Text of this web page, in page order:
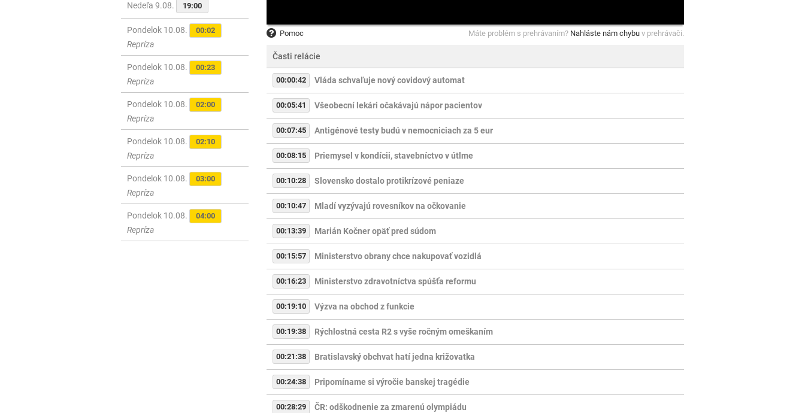
Pomoc Máte problém s prehrávaním? Nahláste nám chybu v prehrávači.
Časti relácie
00:00:42 Vláda schvaľuje nový covidový automat
00:05:41 Všeobecní lekári očakávajú nápor pacientov
00:07:45 Antigénové testy budú v nemocniciach za 5 eur
00:08:15 Priemysel v kondícii, stavebníctvo v útlme
00:10:28 Slovensko dostalo protikrízové peniaze
00:10:47 Mladí vyzývajú rovesníkov na očkovanie
00:13:39 Marián Kočner opäť pred súdom
00:15:57 Ministerstvo obrany chce nakupovať vozidlá
00:16:23 Ministerstvo zdravotníctva spúšťa reformu
00:19:10 Výzva na obchod z funkcie
00:19:38 Rýchlostná cesta R2 s vyše ročným omeškaním
00:21:38 Bratislavský obchvat hatí jedna križovatka
00:24:38 Pripomíname si výročie banskej tragédie
00:28:29 ČR: odškodnenie za zmarenú olympiádu
Nedeľa 9.08. 19:00
Pondelok 10.08. 00:02
Repríza
Pondelok 10.08. 00:23
Repríza
Pondelok 10.08. 02:00
Repríza
Pondelok 10.08. 02:10
Repríza
Pondelok 10.08. 03:00
Repríza
Pondelok 10.08. 04:00
Repríza